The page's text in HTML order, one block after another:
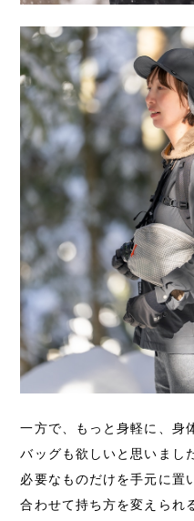
一方で、もっと身軽に、身
バッグも欲しいと思いまし
必要なものだけを手元に置
合わせて持ち方を変えられ